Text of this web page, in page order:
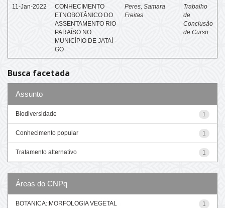
11-Jan-2022
CONHECIMENTO
ETNOBOTÂNICO DO
ASSENTAMENTO RIO
PARAÍSO NO
MUNICÍPIO DE JATAÍ -
GO
Peres, Samara
Freitas
Trabalho
de
Conclusão
de Curso
Busca facetada
Assunto
1
Biodiversidade
1
Conhecimento popular
1
Tratamento alternativo
Áreas do CNPq
1
BOTANICA::MORFOLOGIA VEGETAL